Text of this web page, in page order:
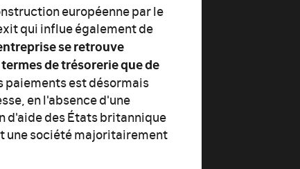
européenne par le
qui influe également de
se retrouve
de trésorerie que de
paiements est désormais
en l'absence d'une
d'aide des États britannique
une société majoritairement